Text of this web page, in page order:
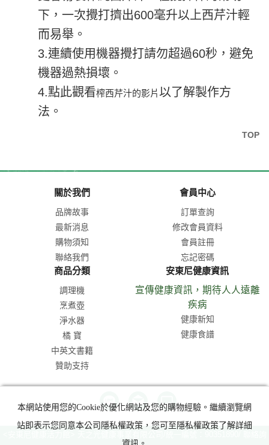
下，一次攪打擠出600毫升以上西芹汁輕
而易舉。
3.連續使用機器攪打請勿超過60秒，避免
機器過熱損壞。
4.點此觀看榨西芹汁的影片 以了解製作方
法。
TOP
關於我們
品牌故事
最新消息
購物須知
聯絡我們
會員中心
訂單查詢
修改會員資料
會員註冊
忘記密碼
商品分類
調理機
烹煮壺
淨水器
橘 寶
中英文書籍
贊助支持
安東尼健康資訊
宣傳健康資訊，期待人人遠離
疾病
健康新知
健康食譜
本網站使用您的Cookie於優化網站及您的購物經驗。繼續瀏覽網
站即表示您同意本公司隱私權政策，您可至隱私權政策了解詳細